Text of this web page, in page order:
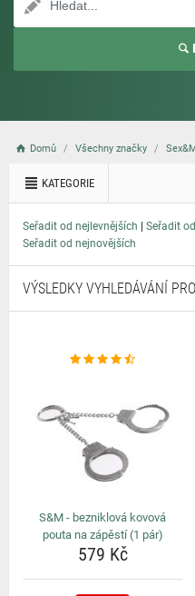
Domů Všechny značky
KATEGORIE
Seřadit od nejlevnějších | Seřadit
Seřadit od nejnovějších
VÝSLEDKY VYHLEDÁVÁNÍ
S&M - bezniklová kovová
pouta na zápěstí (1 pár)
579 Kč